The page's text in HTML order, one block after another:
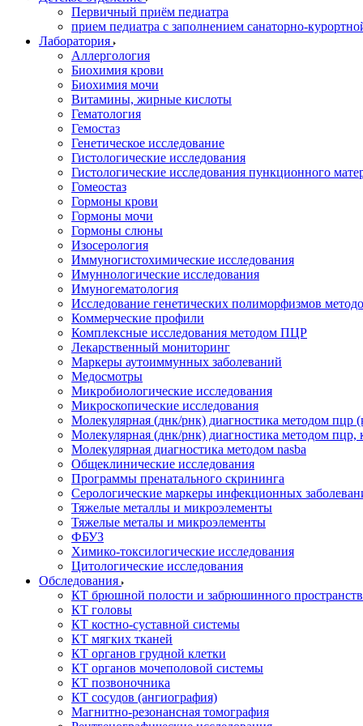
Первичный приём педиатра
прием педиатра с заполнением санаторно-
Лаборатория
Аллергология
Биохимия крови
Биохимия мочи
Витамины, жирные кислоты
Гематология
Гемостаз
Генетическое исследование
Гистологические исследования
Гистологические исследования пункционного
Гомеостаз
Гормоны крови
Гормоны мочи
Гормоны слюны
Изосерология
Иммуногистохимические исследования
Имуннологические исследования
Имуногематология
Исследование генетических полиморфизмов
Коммерческие профили
Комплексные исследования методом ПЦР
Лекарственный мониторинг
Маркеры аутоиммунных заболеваний
Медосмотры
Микробиологические исследования
Микроскопические исследования
Молекулярная (днк/рнк) диагностика методом пцр
Молекулярная (днк/рнк) диагностика методом пцр,
Молекулярная диагностика методом nasba
Общеклинические исследования
Программы пренатального скрининга
Серологические маркеры инфекционных
Тяжелые металлы и микроэлементы
Тяжелые металы и микроэлементы
ФБУЗ
Химико-токсилогические исследования
Цитологические исследования
Обследования
КТ брюшной полости и забрюшинного
КТ головы
КТ костно-суставной системы
КТ мягких тканей
КТ органов грудной клетки
КТ органов мочеполовой системы
КТ позвоночника
КТ сосудов (ангиография)
Магнитно-резонансная томография